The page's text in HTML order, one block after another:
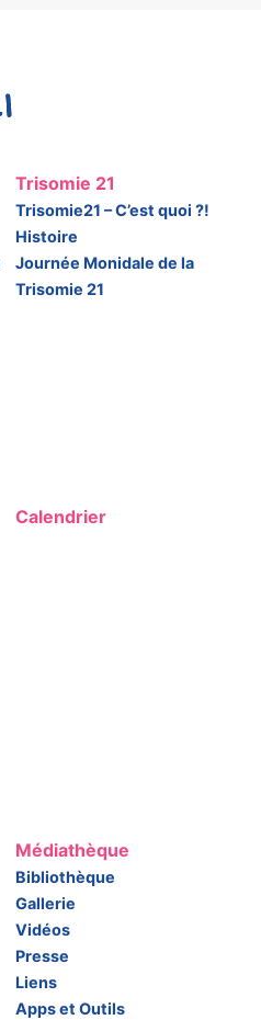
Trisomie 21
Trisomie21 – C’est quoi ?!
Histoire
Journée Monidale de la
Trisomie 21
Calendrier
Médiathèque
Bibliothèque
Gallerie
Vidéos
Presse
Liens
Apps et Outils